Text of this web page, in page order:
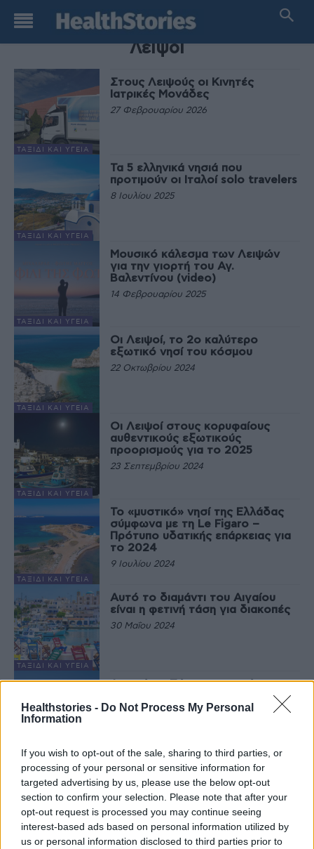
Healthstories - Do Not Process My Personal
Information
If you wish to opt-out of the sale, sharing to third parties, or
processing of your personal or sensitive information for
targeted advertising by us, please use the below opt-out
section to confirm your selection. Please note that after your
opt-out request is processed you may continue seeing
interest-based ads based on personal information utilized by
us or personal information disclosed to third parties prior to
TAG
Λειψοί
ΤΑΞΊΔΙ ΚΑΙ ΥΓΕΊΑ
Στους Λειψούς οι Κινητές
Ιατρικές Μονάδες
27 Φεβρουαρίου 2026
ΤΑΞΊΔΙ ΚΑΙ ΥΓΕΊΑ
Τα 5 ελληνικά νησιά που
προτιμούν οι Ιταλοί solo travelers
8 Ιουλίου 2025
ΤΑΞΊΔΙ ΚΑΙ ΥΓΕΊΑ
Μουσικό κάλεσμα των Λειψών
για την γιορτή του Αγ.
Βαλεντίνου (video)
14 Φεβρουαρίου 2025
ΤΑΞΊΔΙ ΚΑΙ ΥΓΕΊΑ
Οι Λειψοί, το 2ο καλύτερο
εξωτικό νησί του κόσμου
22 Οκτωβρίου 2024
ΤΑΞΊΔΙ ΚΑΙ ΥΓΕΊΑ
Οι Λειψοί στους κορυφαίους
αυθεντικούς εξωτικούς
προορισμούς για το 2025
23 Σεπτεμβρίου 2024
ΤΑΞΊΔΙ ΚΑΙ ΥΓΕΊΑ
Το «μυστικό» νησί της Ελλάδας
σύμφωνα με τη Le Figaro –
Πρότυπο υδατικής επάρκειας για
το 2024
9 Ιουλίου 2024
ΤΑΞΊΔΙ ΚΑΙ ΥΓΕΊΑ
Αυτό το διαμάντι του Αιγαίου
είναι η φετινή τάση για διακοπές
30 Μαΐου 2024
ΤΑΞΊΔΙ ΚΑΙ ΥΓΕΊΑ
Λειψοί και Πάρος, στο επίκεντρο
του τουριστικού ενδιαφέροντος
9 Απριλίου 2024
ΤΑΞΊΔΙ ΚΑΙ ΥΓΕΊΑ
Λειψοί – “Κάθε ανάσα
θαλασσινού αέρα διώχνει το
άγχος”
23 Φεβρουαρίου 2024